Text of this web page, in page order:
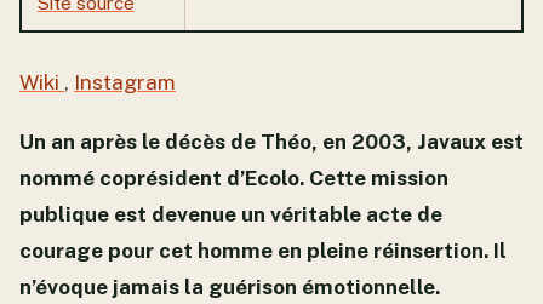
Wiki , Instagram
Un an après le décès de Théo, en 2003, Javaux est
nommé coprésident d’Ecolo. Cette mission
publique est devenue un véritable acte de
courage pour cet homme en pleine réinsertion. Il
n’évoque jamais la guérison émotionnelle.